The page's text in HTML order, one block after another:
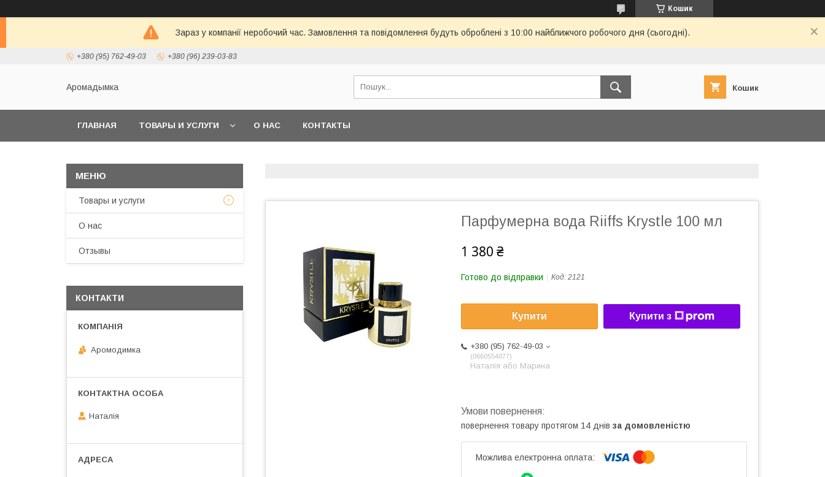
Кошик
Зараз у компанії неробочий час. Замовлення та повідомлення будуть оброблені з 10:00 найближчого робочого дня (сьогодні).
+380 (95) 762-49-03 +380 (96) 239-03-83
Аромадымка Кошик
ГЛАВНАЯ ТОВАРЫ И УСЛУГИ О НАС КОНТАКТЫ
Парфумерна вода Riiffs Krystle 100 мл
1 380 ₴
Готово до відправки Код: 2121
Купити Купити з
+380 (95) 762-49-03
0660554077
Наталія або Марина
повернення товару протягом 14 днів за домовленістю
Товары и услуги
О нас
Отзывы
КОНТАКТИ
Аромодимка
Наталія